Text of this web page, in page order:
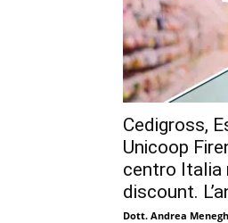
Cedigross,
Unicoop
centro Italia
discount.
Dott. Andrea